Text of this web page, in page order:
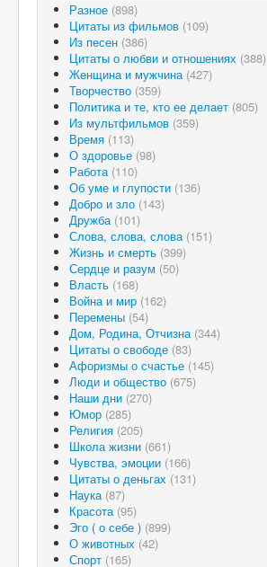
Разное (898)
Цитаты из фильмов (109)
Из песен (386)
Цитаты о любви и отношениях (388)
Женщина и мужчина (427)
Творчество (359)
Политика и те, кто ее делает (805)
Из мультфильмов (359)
Время (113)
О здоровье (98)
Работа (110)
Об уме и глупости (136)
Добро и зло (143)
Дружба (101)
Слова, слова, слова (151)
Жизнь и смерть (399)
Сердце и разум (50)
Власть (168)
Война и мир (162)
Перемены (54)
Дом, Родина, Отчизна (344)
Цитаты о свободе (83)
Афоризмы о счастье (145)
Люди и общество (675)
Наши дни (270)
Юмор (285)
Религия (205)
Школа жизни (661)
Чувства, эмоции (166)
Цитаты о деньгах (131)
Наука (87)
Красота (95)
Эго ( о себе ) (899)
О животных (42)
Спорт (165)